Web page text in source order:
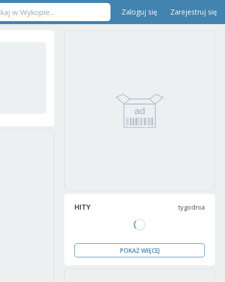
Zaloguj się Zarejestruj się
HITY tygodnia
POKAŻ WIĘCEJ